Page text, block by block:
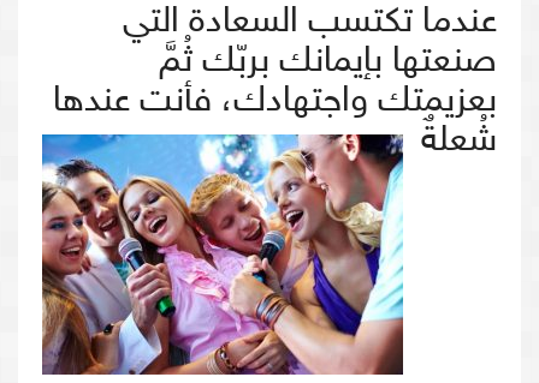
عندما تكتسب السعادة التي
صنعتها بإيمانك بربّك ثُمَّ
بعزيمتك واجتهادك، فأنت عندها
شُعلةٌ